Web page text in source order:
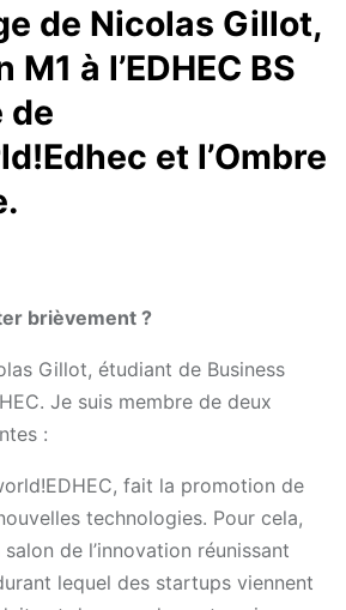
de Nicolas Gillot,
à l’EDHEC BS
de
et l’Ombre
brièvement ?
Gillot, étudiant de Business
Je suis membre de deux
:
fait la promotion de
technologies. Pour cela,
de l’innovation réunissant
lequel des startups viennent